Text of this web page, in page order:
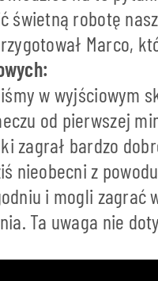
świetną robotę
Marco,
w wyjściowym
od pierwszej
zagrał bardzo
nieobecni z
i mogli zagrać
Ta uwaga nie